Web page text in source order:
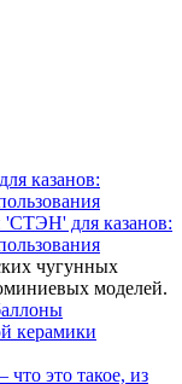
'СТЭН' для казанов:
чугунных
моделей.
керамики